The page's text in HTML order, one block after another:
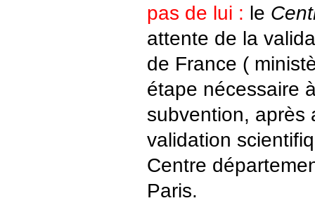
pas de lui : le
attente de la
de France (
étape nécessaire
subvention, après
validation
Centre
Paris.